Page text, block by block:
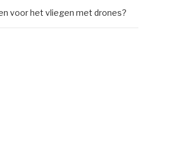
voor het vliegen met drones?